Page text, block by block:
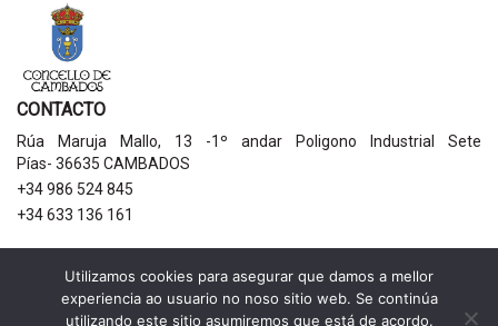
CONTACTO
Rúa Maruja Mallo, 13 -1º andar Poligono Industrial Sete
Pías- 36635 CAMBADOS
+34 986 524 845
+34 633 136 161
AVISOS LEGAIS
Política de privacidade
Utilizamos cookies para asegurar que damos a mellor
experiencia ao usuario no noso sitio web. Se continúa
utilizando este sitio asumiremos que está de acordo.